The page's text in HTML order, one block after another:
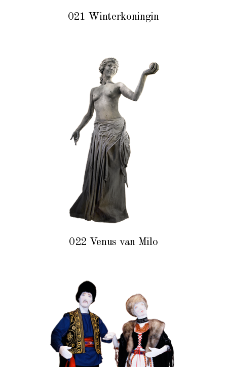
021 Winterkoningin
022 Venus van Milo